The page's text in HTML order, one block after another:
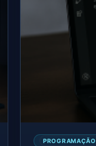
PROGRAMAÇÃO